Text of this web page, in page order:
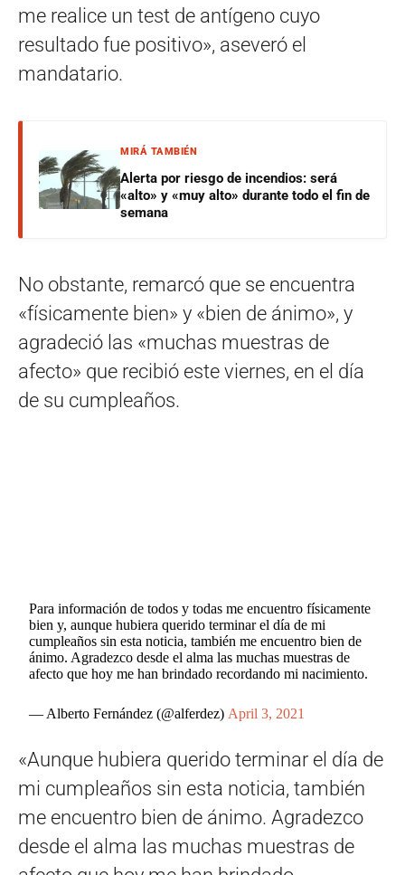
me realice un test de antígeno cuyo
resultado fue positivo», aseveró el
mandatario.
MIRÁ TAMBIÉN
Alerta por riesgo de incendios: será
«alto» y «muy alto» durante todo el fin de
semana
No obstante, remarcó que se encuentra
«físicamente bien» y «bien de ánimo», y
agradeció las «muchas muestras de
afecto» que recibió este viernes, en el día
de su cumpleaños.
Para información de todos y todas me encuentro físicamente
bien y, aunque hubiera querido terminar el día de mi
cumpleaños sin esta noticia, también me encuentro bien de
ánimo. Agradezco desde el alma las muchas muestras de
afecto que hoy me han brindado recordando mi nacimiento.
— Alberto Fernández (@alferdez) April 3, 2021
«Aunque hubiera querido terminar el día de
mi cumpleaños sin esta noticia, también
me encuentro bien de ánimo. Agradezco
desde el alma las muchas muestras de